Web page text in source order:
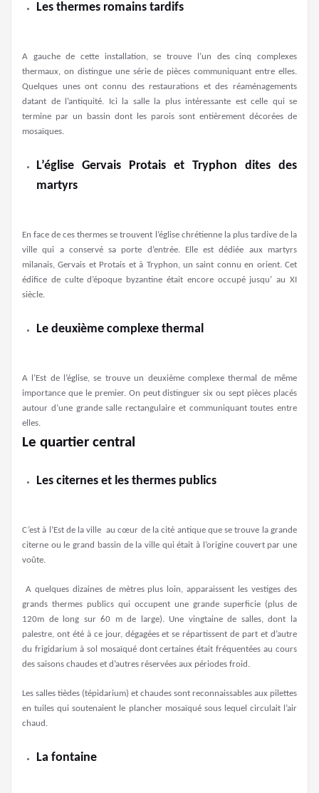
Les thermes romains tardifs
A gauche de cette installation, se trouve l’un des cinq complexes
thermaux, on distingue une série de pièces communiquant entre elles.
Quelques unes ont connu des restaurations et des réaménagements
datant de l’antiquité. Ici la salle la plus intéressante est celle qui se
termine par un bassin dont les parois sont entièrement décorées de
mosaïques.
L’église Gervais Protais et Tryphon dites des
martyrs
En face de ces thermes se trouvent l’église chrétienne la plus tardive de la
ville qui a conservé sa porte d’entrée. Elle est dédiée aux martyrs
milanais, Gervais et Protais et à Tryphon, un saint connu en orient. Cet
édifice de culte d’époque byzantine était encore occupé jusqu’ au XI
siècle.
Le deuxième complexe thermal
A l’Est de l’église, se trouve un deuxième complexe thermal de même
importance que le premier. On peut distinguer six ou sept pièces placés
autour d’une grande salle rectangulaire et communiquant toutes entre
elles.
Le quartier central
Les citernes et les thermes publics
C’est à l’Est de la ville au cœur de la cité antique que se trouve la grande
citerne ou le grand bassin de la ville qui était à l’origine couvert par une
voûte.
A quelques dizaines de mètres plus loin, apparaissent les vestiges des
grands thermes publics qui occupent une grande superficie (plus de
120m de long sur 60 m de large). Une vingtaine de salles, dont la
palestre, ont été à ce jour, dégagées et se répartissent de part et d’autre
du frigidarium à sol mosaïqué dont certaines était fréquentées au cours
des saisons chaudes et d’autres réservées aux périodes froid.
Les salles tièdes (tépidarium) et chaudes sont reconnaissables aux pilettes
en tuiles qui soutenaient le plancher mosaïqué sous lequel circulait l’air
chaud.
La fontaine